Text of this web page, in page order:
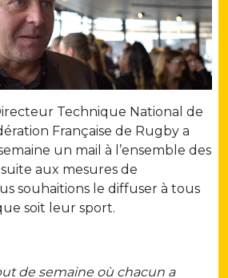
Technique National de
Française de Rugby a
un mail à l’ensemble des
aux mesures de
souhaitions le diffuser à tous
soit leur sport.
de semaine où chacun a